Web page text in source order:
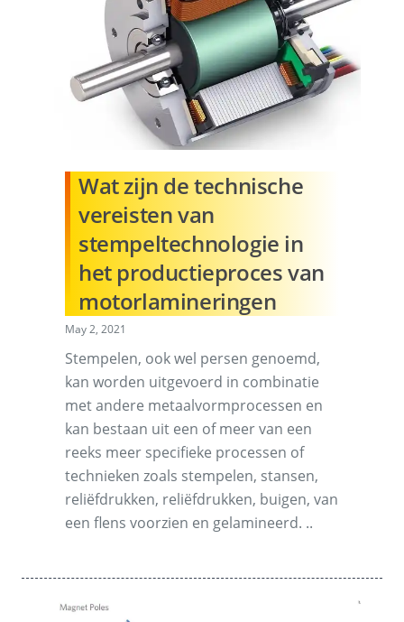
Wat zijn de technische
vereisten van
stempeltechnologie in
het productieproces van
motorlamineringen
May 2, 2021
Stempelen, ook wel persen genoemd,
kan worden uitgevoerd in combinatie
met andere metaalvormprocessen en
kan bestaan uit een of meer van een
reeks meer specifieke processen of
technieken zoals stempelen, stansen,
reliëfdrukken, reliëfdrukken, buigen, van
een flens voorzien en gelamineerd. ..